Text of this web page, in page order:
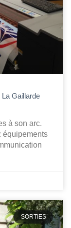
Gaillarde
à son arc.
équipements
SORTIES